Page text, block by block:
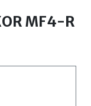
MF4-R